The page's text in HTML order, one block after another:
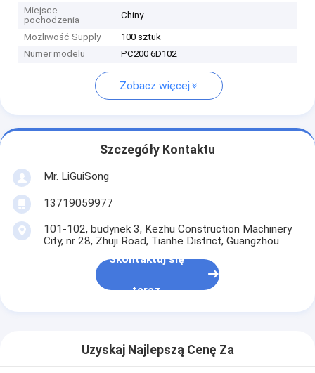
Miejsce
pochodzenia
Chiny
Możliwość Supply
100 sztuk
Numer modelu
PC200 6D102
Zobacz więcej
Szczegóły Kontaktu
Mr. LiGuiSong
13719059977
101-102, budynek 3, Kezhu Construction Machinery
City, nr 28, Zhuji Road, Tianhe District, Guangzhou
Skontaktuj się
teraz
Uzyskaj Najlepszą Cenę Za